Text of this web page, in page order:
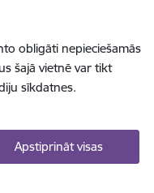
obligāti nepieciešamās
šajā vietnē var tikt
sīkdatnes.
Apstiprināt visas